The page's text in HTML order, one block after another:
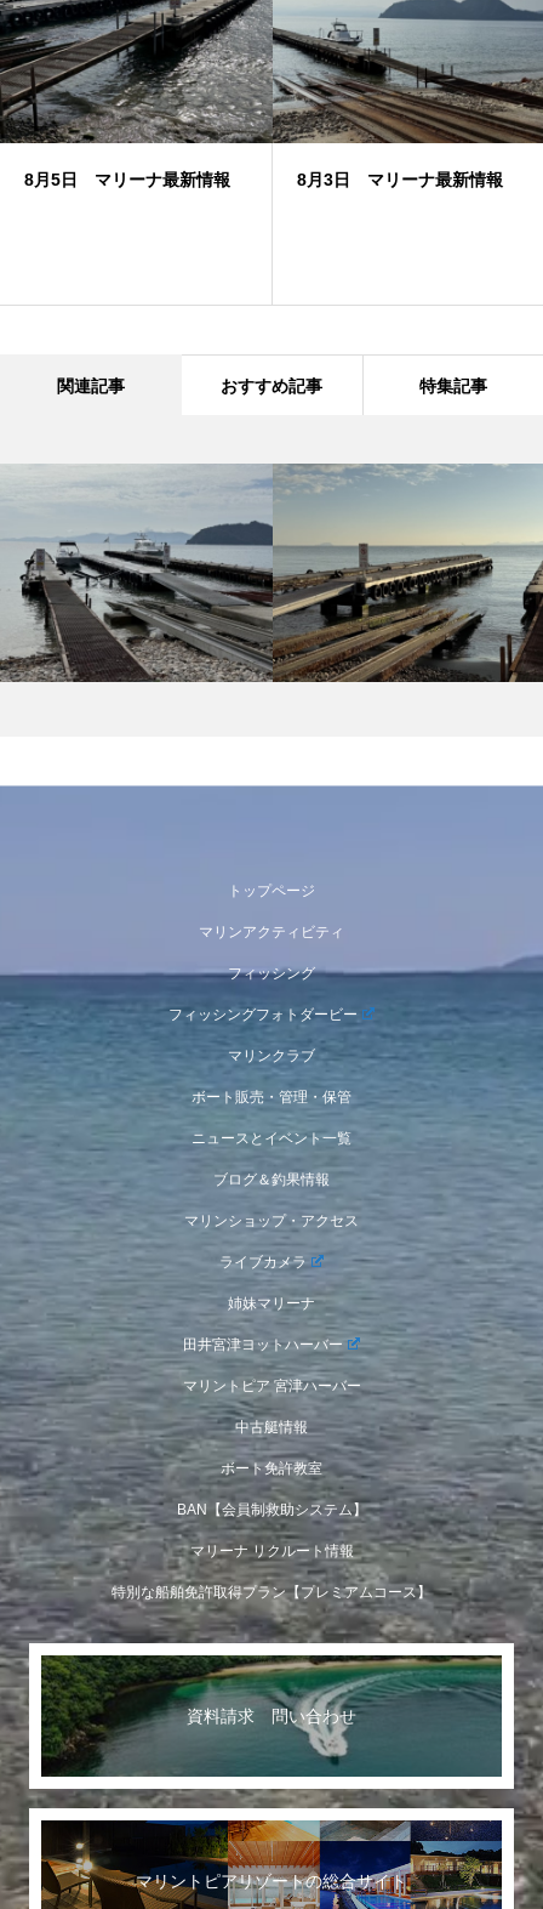
8月5日 マリーナ最新情報 8月3日 マリーナ最新情報
関連記事 おすすめ記事 特集記事
トップページ
マリンアクティビティ
フィッシング
フィッシングフォトダービー
マリンクラブ
ボート販売・管理・保管
ニュースとイベント一覧
ブログ＆釣果情報
マリンショップ・アクセス
ライブカメラ
姉妹マリーナ
田井宮津ヨットハーバー
マリントピア 宮津ハーバー
中古艇情報
ボート免許教室
BAN【会員制救助システム】
マリーナ リクルート情報
特別な船舶免許取得プラン【プレミアムコース】
資料請求 問い合わせ
マリントピアリゾートの総合サイト